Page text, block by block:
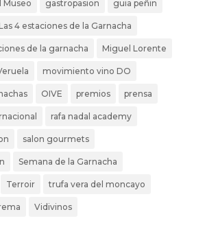
Museo gastropasion guia peñin
4 estaciones de la Garnacha
de la garnacha Miguel Lorente
movimiento vino DO
OIVE premios prensa
rafa nadal academy
salon gourmets
Semana de la Garnacha
Terroir trufa vera del moncayo
Vidivinos